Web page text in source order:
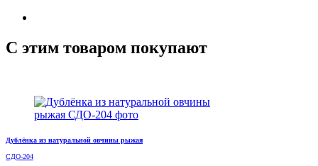
С этим товаром покупают
Дублёнка из натуральной овчины рыжая
СДО-204